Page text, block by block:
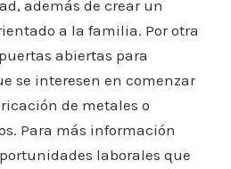
además de crear un
a la familia. Por otra
abiertas para
se interesen en comenzar
de metales o
Para más información
laborales que